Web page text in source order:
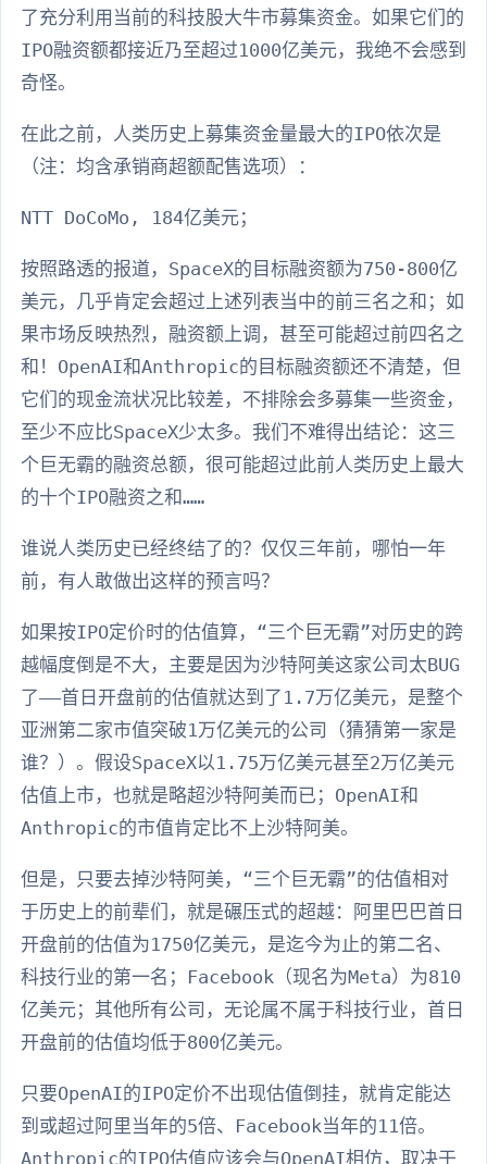
了充分利用当前的科技股大牛市募集资金。如果它们的
IPO融资额都接近乃至超过1000亿美元，我绝不会感到
奇怪。
在此之前，人类历史上募集资金量最大的IPO依次是
（注：均含承销商超额配售选项）：
NTT DoCoMo, 184亿美元；
按照路透的报道，SpaceX的目标融资额为750-800亿
美元，几乎肯定会超过上述列表当中的前三名之和；如
果市场反映热烈，融资额上调，甚至可能超过前四名之
和！OpenAI和Anthropic的目标融资额还不清楚，但
它们的现金流状况比较差，不排除会多募集一些资金，
至少不应比SpaceX少太多。我们不难得出结论：这三
个巨无霸的融资总额，很可能超过此前人类历史上最大
的十个IPO融资之和……
谁说人类历史已经终结了的？仅仅三年前，哪怕一年
前，有人敢做出这样的预言吗？
如果按IPO定价时的估值算，“三个巨无霸”对历史的跨
越幅度倒是不大，主要是因为沙特阿美这家公司太BUG
了——首日开盘前的估值就达到了1.7万亿美元，是整个
亚洲第二家市值突破1万亿美元的公司（猜猜第一家是
谁？）。假设SpaceX以1.75万亿美元甚至2万亿美元
估值上市，也就是略超沙特阿美而已；OpenAI和
Anthropic的市值肯定比不上沙特阿美。
但是，只要去掉沙特阿美，“三个巨无霸”的估值相对
于历史上的前辈们，就是碾压式的超越：阿里巴巴首日
开盘前的估值为1750亿美元，是迄今为止的第二名、
科技行业的第一名；Facebook（现名为Meta）为810
亿美元；其他所有公司，无论属不属于科技行业，首日
开盘前的估值均低于800亿美元。
只要OpenAI的IPO定价不出现估值倒挂，就肯定能达
到或超过阿里当年的5倍、Facebook当年的11倍。
Anthropic的IPO估值应该会与OpenAI相仿，取决于